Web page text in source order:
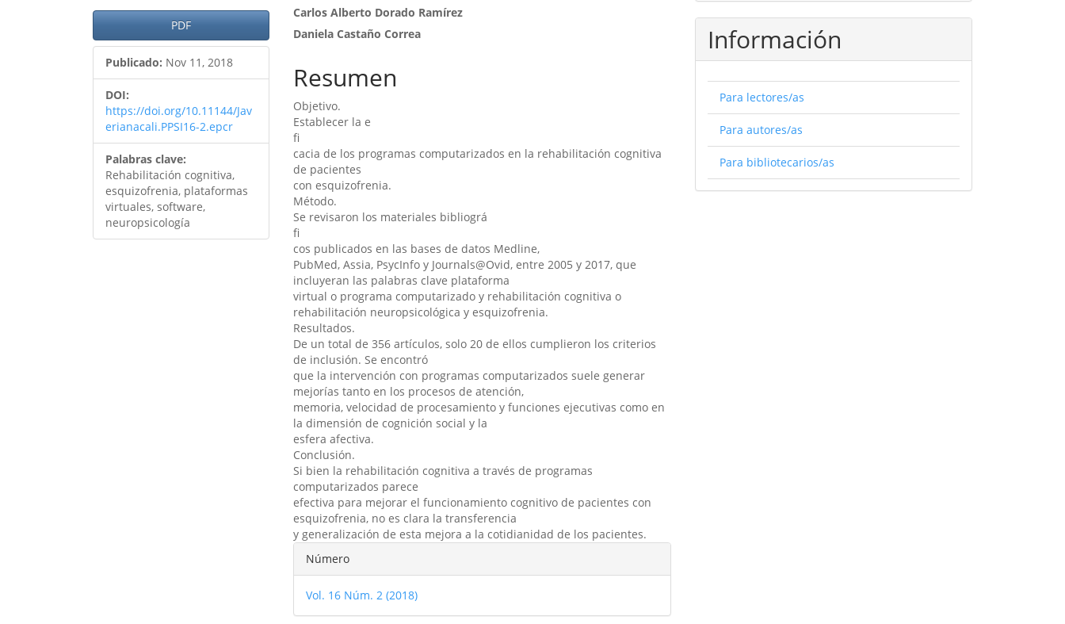
Barra
lateral
del
artículo
PDF
Publicado: Nov 11, 2018
DOI:
https://doi.org/10.11144/Jav
erianacali.PPSI16-2.epcr
Palabras clave:
Rehabilitación cognitiva,
esquizofrenia, plataformas
virtuales, software,
neuropsicología
Contenido
principal
del
artículo
Carlos Alberto Dorado Ramírez
Daniela Castaño Correa
Resumen
Objetivo.
Establecer la e
fi
cacia de los programas computarizados en la rehabilitación cognitiva
de pacientes
con esquizofrenia.
Método.
Se revisaron los materiales bibliográ
fi
cos publicados en las bases de datos Medline,
PubMed, Assia, PsycInfo y Journals@Ovid, entre 2005 y 2017, que
incluyeran las palabras clave plataforma
virtual o programa computarizado y rehabilitación cognitiva o
rehabilitación neuropsicológica y esquizofrenia.
Resultados.
De un total de 356 artículos, solo 20 de ellos cumplieron los criterios
de inclusión. Se encontró
que la intervención con programas computarizados suele generar
mejorías tanto en los procesos de atención,
memoria, velocidad de procesamiento y funciones ejecutivas como en
la dimensión de cognición social y la
esfera afectiva.
Conclusión.
Si bien la rehabilitación cognitiva a través de programas
computarizados parece
efectiva para mejorar el funcionamiento cognitivo de pacientes con
esquizofrenia, no es clara la transferencia
y generalización de esta mejora a la cotidianidad de los pacientes.
Detalles
del
artículo
Número
Vol. 16 Núm. 2 (2018)
Información
Para lectores/as
Para autores/as
Para bibliotecarios/as